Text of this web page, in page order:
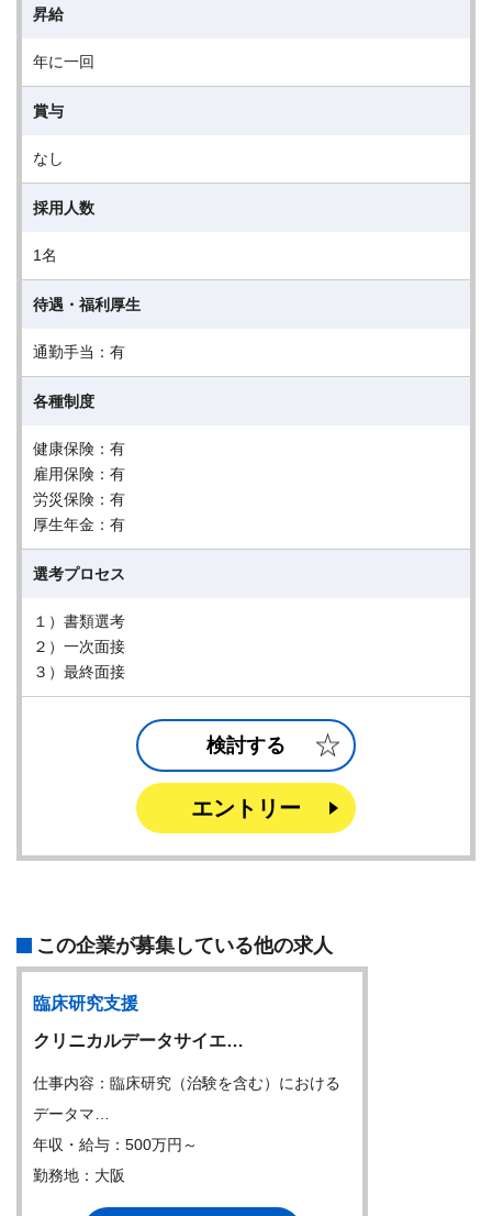
昇給
年に一回
賞与
なし
採用人数
1名
待遇・福利厚生
通勤手当：有
各種制度
健康保険：有
雇用保険：有
労災保険：有
厚生年金：有
選考プロセス
１）書類選考
２）一次面接
３）最終面接
検討する
エントリー
この企業が募集している他の求人
臨床研究支援
クリニカルデータサイエ…
仕事内容：臨床研究（治験を含む）における
データマ…
年収・給与：500万円～
勤務地：大阪